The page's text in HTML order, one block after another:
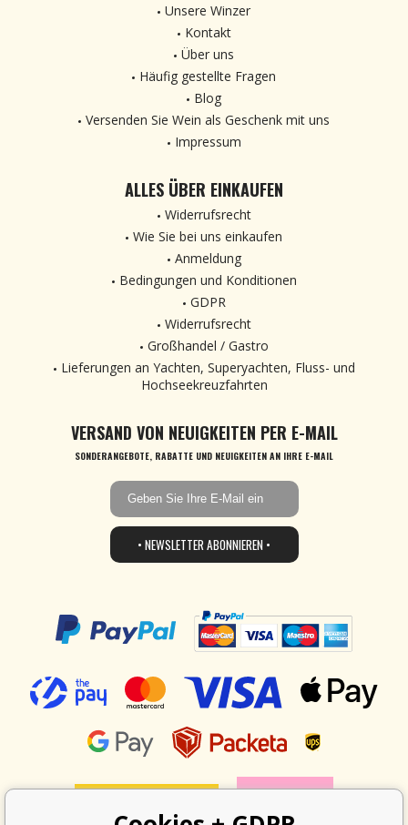
Unsere Winzer
Kontakt
Über uns
Häufig gestellte Fragen
Blog
Versenden Sie Wein als Geschenk mit uns
Impressum
ALLES ÜBER EINKAUFEN
Widerrufsrecht
Wie Sie bei uns einkaufen
Anmeldung
Bedingungen und Konditionen
GDPR
Widerrufsrecht
Großhandel / Gastro
Lieferungen an Yachten, Superyachten, Fluss- und
Hochseekreuzfahrten
VERSAND VON NEUIGKEITEN PER E-MAIL
SONDERANGEBOTE, RABATTE UND NEUIGKEITEN AN IHRE E-MAIL
• NEWSLETTER ABONNIEREN •